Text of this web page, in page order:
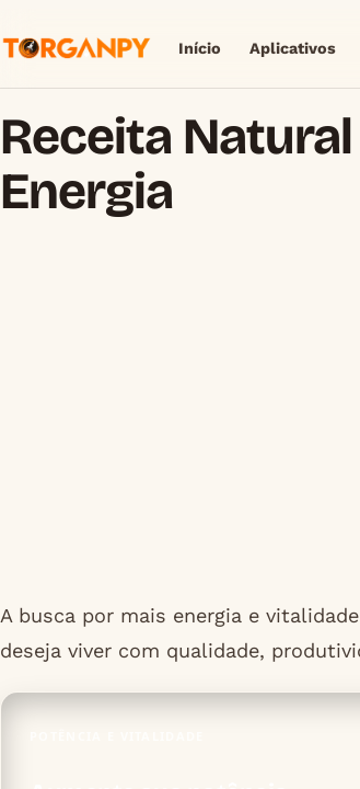
Início Aplicativos
Receita
Energia
A busca por mais energia e
deseja viver com qualidade,